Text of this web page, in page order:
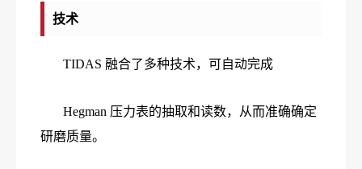
技术
TIDAS 融合了多种技术，可自动完成
Hegman 压力表的抽取和读数，从而准确确定
研磨质量。